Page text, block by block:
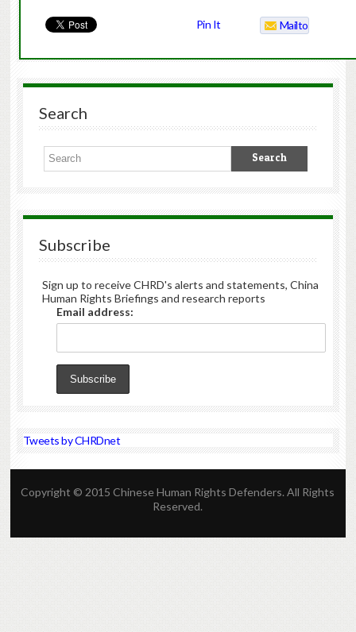
Pin It Mailto
Search
Subscribe
Sign up to receive CHRD's alerts and statements, China
Human Rights Briefings and research reports
Email address:
Tweets by CHRDnet
Copyright © 2015 Chinese Human Rights Defenders. All Rights
Reserved.